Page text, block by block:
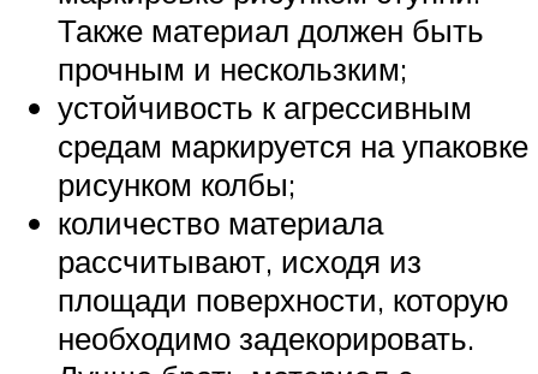
Также материал должен быть
прочным и нескользким;
устойчивость к агрессивным
средам маркируется на упаковке
рисунком колбы;
количество материала
рассчитывают, исходя из
площади поверхности, которую
необходимо задекорировать.